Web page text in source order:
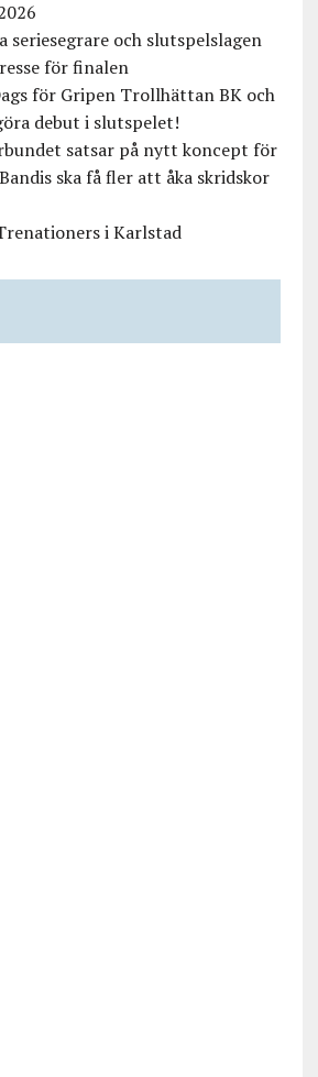
seriesegrare och slutspelslagen
för finalen
för Gripen Trollhättan BK och
debut i slutspelet!
satsar på nytt koncept för
ska få fler att åka skridskor
i Karlstad